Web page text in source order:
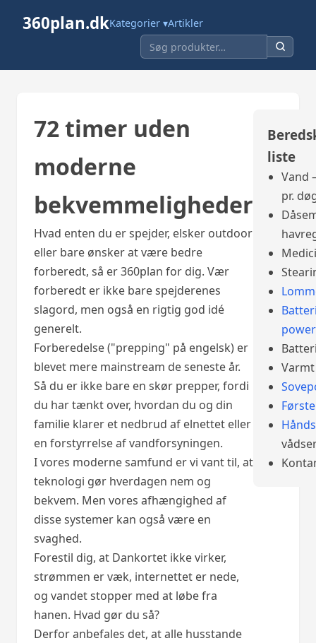
360plan.dkKategorier ▾Artikler
72 timer uden
moderne
bekvemmeligheder
Hvad enten du er spejder, elsker outdoor
eller bare ønsker at være bedre
forberedt, så er 360plan for dig. Vær
forberedt er ikke bare spejderenes
slagord, men også en rigtig god idé
generelt.
Forberedelse ("prepping" på engelsk) er
blevet mere mainstream de seneste år.
Så du er ikke bare en skør prepper, fordi
du har tænkt over, hvordan du og din
familie klarer et nedbrud af elnettet eller
en forstyrrelse af vandforsyningen.
I vores moderne samfund er vi vant til, at
teknologi gør hverdagen nem og
bekvem. Men vores afhængighed af
disse systemer kan også være en
svaghed.
Forestil dig, at Dankortet ikke virker,
strømmen er væk, internettet er nede,
og vandet stopper med at løbe fra
hanen. Hvad gør du så?
Derfor anbefales det, at alle husstande
liste
Vand
pr.